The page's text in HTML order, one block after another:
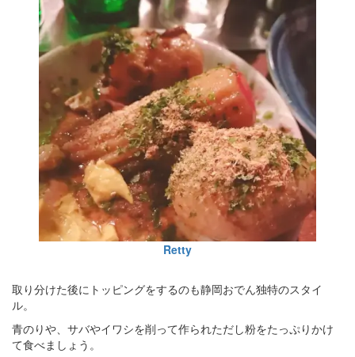
Retty
取り分けた後にトッピングをするのも静岡おでん独特のスタイ
ル。
青のりや、サバやイワシを削って作られただし粉をたっぷりかけ
て食べましょう。